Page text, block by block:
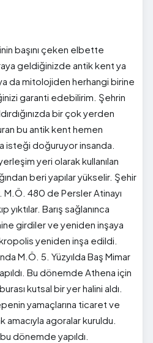
başını çeken elbette
geldiğinizde antik kent ya
da mitolojiden herhangi birine
garanti edebilirim. Şehrin
bir çok yerden
bu antik kent hemen
isteği doğuruyor insanda.
yeri olarak kullanılan
beri yapılar yükselir. Şehir
M.Ö. 480 de Persler Atinayı
yıktılar. Barış sağlanınca
girdiler ve yeniden inşaya
yeniden inşa edildi.
M.Ö. 5. Yüzyılda Baş Mimar
Bu dönemde Athena için
kutsal bir yer halini aldı.
yamaçlarına ticaret ve
amacıyla agoralar kuruldu.
dönemde yapıldı.